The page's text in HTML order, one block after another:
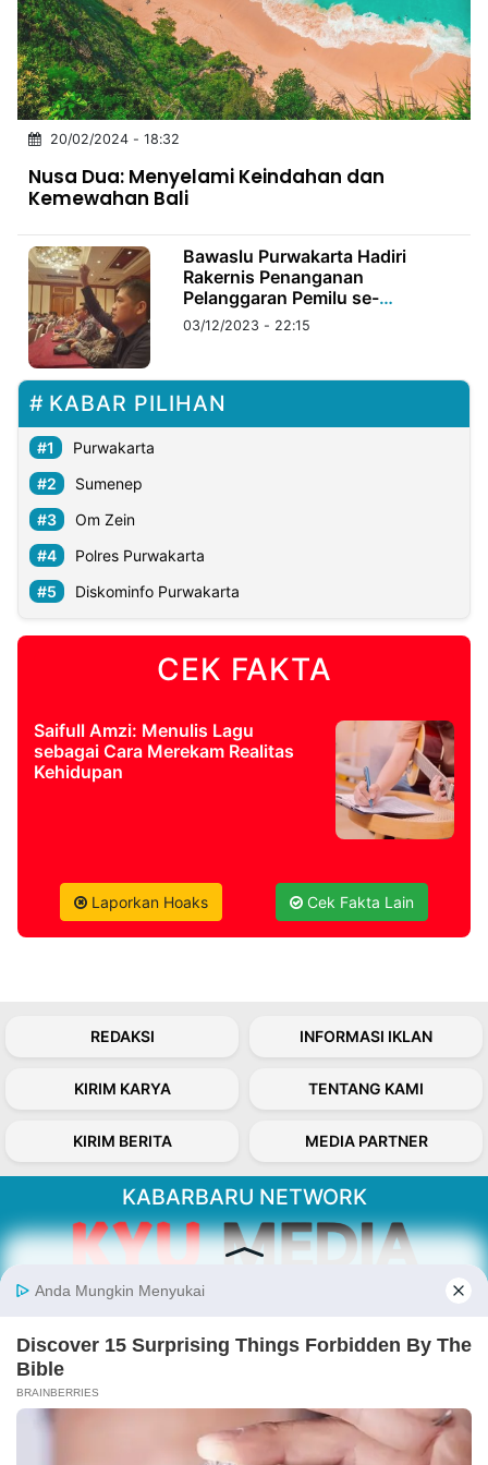
INDONESIA
Partner
NTB
Time
IDN
Jogja
Rakyat
News
Notice
Baru
Follow
Kabarbaru
Kabarbaru.co
2026
PT.
20/02/2024 - 18:32
Nusa Dua: Menyelami Keindahan dan
Kemewahan Bali
Bawaslu Purwakarta Hadiri
Rakernis Penanganan
Pelanggaran Pemilu se-
Indonesia
03/12/2023 - 22:15
KABAR PILIHAN
Purwakarta
Sumenep
Om Zein
Polres Purwakarta
Diskominfo Purwakarta
CEK FAKTA
Saifull Amzi: Menulis Lagu
sebagai Cara Merekam Realitas
Kehidupan
Laporkan Hoaks Cek Fakta Lain
REDAKSI INFORMASI IKLAN
KIRIM KARYA TENTANG KAMI
KIRIM BERITA MEDIA PARTNER
KABARBARU NETWORK
Follow Kabarbaru